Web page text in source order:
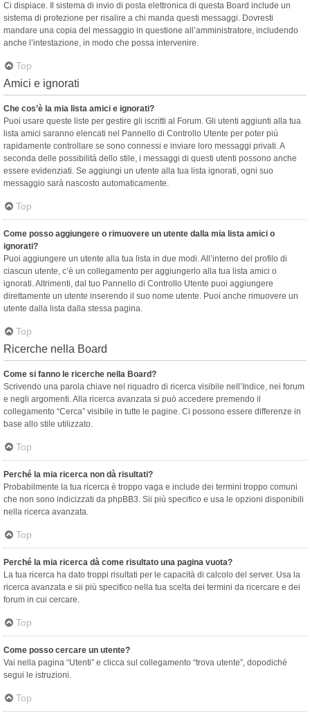
Ci dispiace. Il sistema di invio di posta elettronica di questa Board include un
sistema di protezione per risalire a chi manda questi messaggi. Dovresti
mandare una copia del messaggio in questione all’amministratore, includendo
anche l’intestazione, in modo che possa intervenire.
Top
Amici e ignorati
Che cos’è la mia lista amici e ignorati?
Puoi usare queste liste per gestire gli iscritti al Forum. Gli utenti aggiunti alla tua
lista amici saranno elencati nel Pannello di Controllo Utente per poter più
rapidamente controllare se sono connessi e inviare loro messaggi privati. A
seconda delle possibilità dello stile, i messaggi di questi utenti possono anche
essere evidenziati. Se aggiungi un utente alla tua lista ignorati, ogni suo
messaggio sarà nascosto automaticamente.
Top
Come posso aggiungere o rimuovere un utente dalla mia lista amici o
ignorati?
Puoi aggiungere un utente alla tua lista in due modi. All’interno del profilo di
ciascun utente, c’è un collegamento per aggiungerlo alla tua lista amici o
ignorati. Altrimenti, dal tuo Pannello di Controllo Utente puoi aggiungere
direttamente un utente inserendo il suo nome utente. Puoi anche rimuovere un
utente dalla lista dalla stessa pagina.
Top
Ricerche nella Board
Come si fanno le ricerche nella Board?
Scrivendo una parola chiave nel riquadro di ricerca visibile nell’Indice, nei forum
e negli argomenti. Alla ricerca avanzata si può accedere premendo il
collegamento “Cerca” visibile in tutte le pagine. Ci possono essere differenze in
base allo stile utilizzato.
Top
Perché la mia ricerca non dà risultati?
Probabilmente la tua ricerca è troppo vaga e include dei termini troppo comuni
che non sono indicizzati da phpBB3. Sii più specifico e usa le opzioni disponibili
nella ricerca avanzata.
Top
Perché la mia ricerca dà come risultato una pagina vuota?
La tua ricerca ha dato troppi risultati per le capacità di calcolo del server. Usa la
ricerca avanzata e sii più specifico nella tua scelta dei termini da ricercare e dei
forum in cui cercare.
Top
Come posso cercare un utente?
Vai nella pagina “Utenti” e clicca sul collegamento “trova utente”, dopodiché
segui le istruzioni.
Top